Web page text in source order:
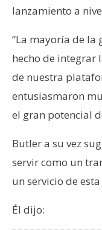
lanzamiento a
“La mayoría de la
hecho de integrar
de nuestra
entusiasmaron
el gran potencial
Butler a su vez
servir como un
un servicio de
Él dijo: